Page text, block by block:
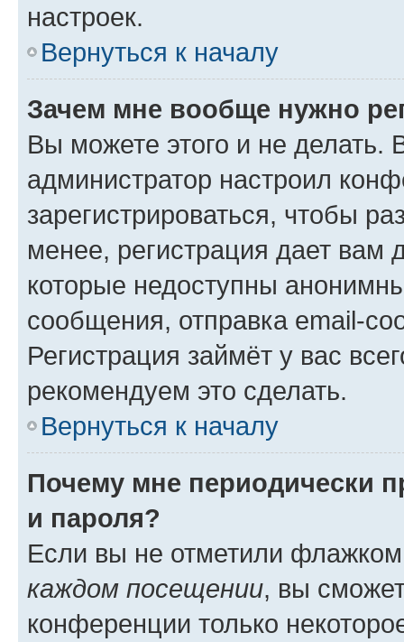
настроек.
Вернуться к началу
Зачем мне вообще нужно
Вы можете этого и не делать.
администратор настроил
зарегистрироваться, чтобы
менее, регистрация дает вам
которые недоступны
сообщения, отправка email-
Регистрация займёт у вас
рекомендуем это сделать.
Вернуться к началу
Почему мне периодически
и пароля?
Если вы не отметили
каждом посещении, вы
конференции только